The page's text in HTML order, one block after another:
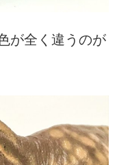
が全く違うのが